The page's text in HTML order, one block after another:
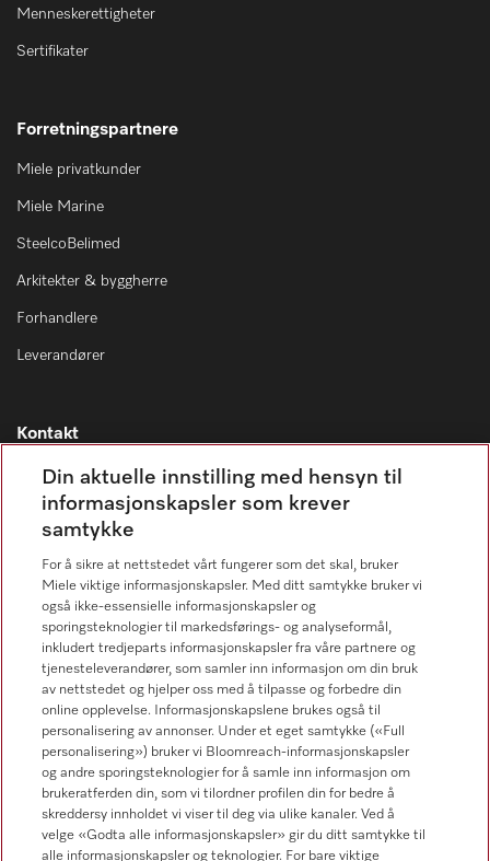
Menneskerettigheter
Sertifikater
Forretningspartnere
Miele privatkunder
Miele Marine
SteelcoBelimed
Arkitekter & byggherre
Forhandlere
Leverandører
Kontakt
Kontaktoversikt
Miele Professional Service
67 17 34 40
Forbrukerkontakt
67 17 31 00
Forhandlersøk
Din aktuelle innstilling med hensyn til
informasjonskapsler som krever
samtykke
For å sikre at nettstedet vårt fungerer som det skal, bruker
Miele viktige informasjonskapsler. Med ditt samtykke bruker vi
også ikke-essensielle informasjonskapsler og
sporingsteknologier til markedsførings- og analyseformål,
inkludert tredjeparts informasjonskapsler fra våre partnere og
tjenesteleverandører, som samler inn informasjon om din bruk
av nettstedet og hjelper oss med å tilpasse og forbedre din
online opplevelse. Informasjonskapslene brukes også til
personalisering av annonser. Under et eget samtykke («Full
personalisering») bruker vi Bloomreach-informasjonskapsler
og andre sporingsteknologier for å samle inn informasjon om
brukeratferden din, som vi tilordner profilen din for bedre å
skreddersy innholdet vi viser til deg via ulike kanaler. Ved å
velge «Godta alle informasjonskapsler» gir du ditt samtykke til
alle informasjonskapsler og teknologier. For bare viktige